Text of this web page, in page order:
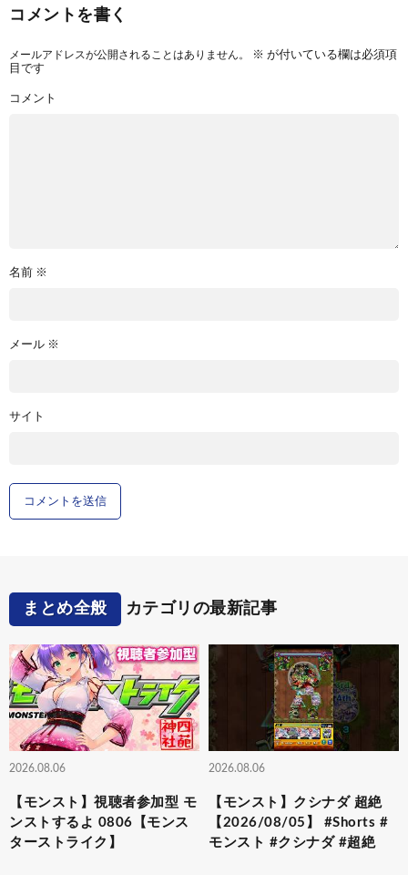
コメントを書く
メールアドレスが公開されることはありません。 ※ が付いている欄は必須項
目です
コメント
名前 ※
メール ※
サイト
まとめ全般 カテゴリの最新記事
2026.08.06
【モンスト】視聴者参加型 モ
ンストするよ 0806【モンス
ターストライク】
2026.08.06
【モンスト】クシナダ 超絶
【2026/08/05】 #Shorts #
モンスト #クシナダ #超絶